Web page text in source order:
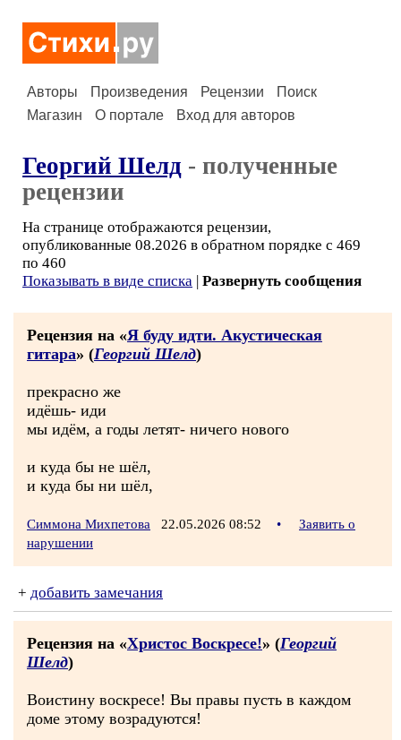
Авторы Произведения Рецензии
Поиск
Магазин
О портале Вход для авторов
Георгий Шелд - полученные
рецензии
На странице отображаются рецензии,
опубликованные 08.2026 в обратном порядке с 469
по 460
Показывать в виде списка | Развернуть сообщения
Рецензия на «Я буду идти. Акустическая
гитара» (Георгий Шелд)
прекрасно же
идёшь- иди
мы идём, а годы летят- ничего нового
и куда бы не шёл,
и куда бы ни шёл,
Симмона Михпетова 22.05.2026 08:52 •
Заявить о
нарушении
+ добавить замечания
Рецензия на «Христос Воскресе!» (Георгий
Шелд)
Воистину воскресе! Вы правы пусть в каждом
доме этому возрадуются!